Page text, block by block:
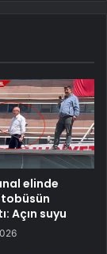
elinde
Açın suyu